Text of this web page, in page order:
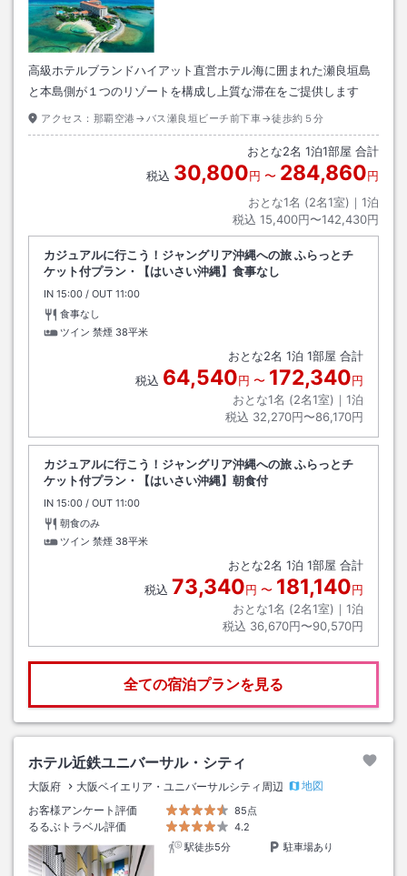
高級ホテルブランドハイアット直営ホテル海に囲まれた瀬良垣島
と本島側が１つのリゾートを構成し上質な滞在をご提供します
アクセス： 那覇空港→バス瀬良垣ビーチ前下車→徒歩約５分
おとな2名 1泊1部屋 合計
税込 30,800円 〜 284,860円
おとな1名 (2名1室)｜ 1泊
税込 15,400円〜142,430円
カジュアルに行こう！ジャングリア沖縄への旅 ふらっとチ
ケット付プラン・【はいさい沖縄】食事なし
IN チェックイン
15:00 / OUT チェックアウト
11:00
食事なし
ツイン 禁煙 38平米
おとな2名 1泊 1部屋 合計
税込 64,540円 〜 172,340円
おとな1名 (2名1室)｜ 1泊
税込 32,270円〜86,170円
カジュアルに行こう！ジャングリア沖縄への旅 ふらっとチ
ケット付プラン・【はいさい沖縄】朝食付
IN チェックイン
15:00 / OUT チェックアウト
11:00
朝食のみ
ツイン 禁煙 38平米
おとな2名 1泊 1部屋 合計
税込 73,340円 〜 181,140円
おとな1名 (2名1室)｜ 1泊
税込 36,670円〜90,570円
全ての宿泊プランを見る
ホテル近鉄ユニバーサル・シティ
大阪府 大阪ベイエリア・ユニバーサルシティ周辺
地図
お客様アンケート評価
85点
るるぶトラベル評価
4.2
駅徒歩5分
駐車場あり